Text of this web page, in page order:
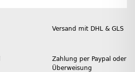
Versand mit DHL & GLS
Zahlung per Paypal oder
Überweisung